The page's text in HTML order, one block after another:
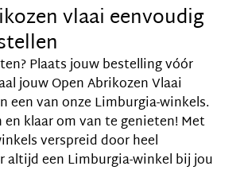
vlaai eenvoudig
Plaats jouw bestelling vóór
jouw Open Abrikozen Vlaai
een van onze Limburgia-winkels.
en klaar om van te genieten! Met
verspreid door heel
altijd een Limburgia-winkel bij jou